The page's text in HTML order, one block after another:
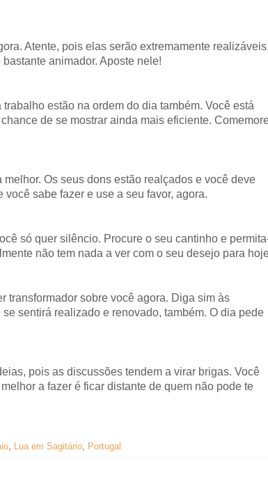
Atente, pois elas serão extremamente realizáveis.
animador. Aposte nele!
estão na ordem do dia também. Você está
de se mostrar ainda mais eficiente.
Os seus dons estão realçados e você deve
sabe fazer e use a seu favor, agora.
só quer silêncio. Procure o seu cantinho e
não tem nada a ver com o seu desejo para
transformador sobre você agora. Diga sim às
sentirá realizado e renovado, também. O dia pede
pois as discussões tendem a virar brigas. Você
a fazer é ficar distante de quem não pode te
Lua em Sagitário Portugal